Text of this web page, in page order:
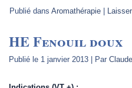
Publié dans Aromathérapie |
HE Fenouil doux
Publié le 1 janvier 2013 | Par